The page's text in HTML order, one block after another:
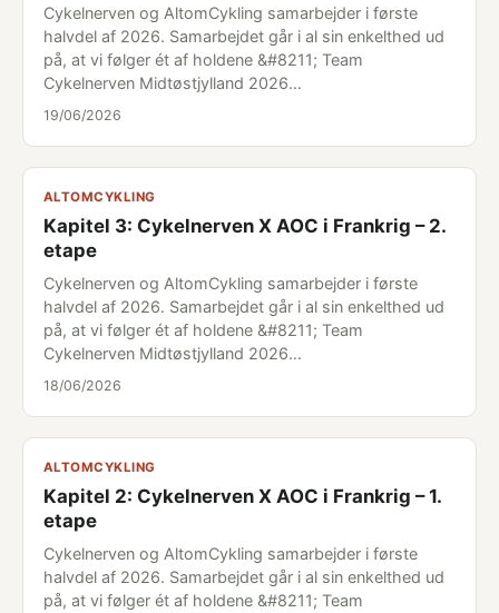
Cykelnerven og AltomCykling samarbejder i første
halvdel af 2026. Samarbejdet går i al sin enkelthed ud
på, at vi følger ét af holdene &#8211; Team
Cykelnerven Midtøstjylland 2026…
19/06/2026
ALTOMCYKLING
Kapitel 3: Cykelnerven X AOC i Frankrig – 2.
etape
Cykelnerven og AltomCykling samarbejder i første
halvdel af 2026. Samarbejdet går i al sin enkelthed ud
på, at vi følger ét af holdene &#8211; Team
Cykelnerven Midtøstjylland 2026…
18/06/2026
ALTOMCYKLING
Kapitel 2: Cykelnerven X AOC i Frankrig – 1.
etape
Cykelnerven og AltomCykling samarbejder i første
halvdel af 2026. Samarbejdet går i al sin enkelthed ud
på, at vi følger ét af holdene &#8211; Team